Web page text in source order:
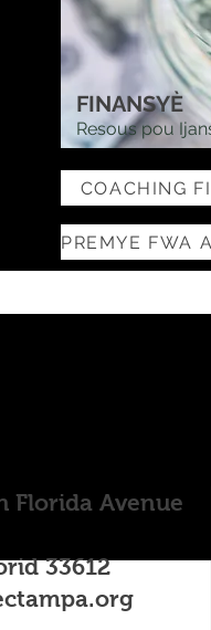
FINANSYÈ
Resous pou
COACHING
Florida Avenue
33612